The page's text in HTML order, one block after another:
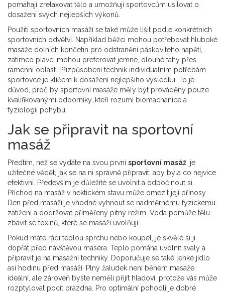
pomáhají zrelaxovat tělo a umožňují sportovcům usilovat o
dosažení svých nejlepších výkonů.
Použití sportovních masáží se také může lišit podle konkrétních
sportovních odvětví. Například běžci mohou potřebovat hluboké
masáže dolních končetin pro odstranění páskovitého napětí,
zatímco plavci mohou preferovat jemné, dlouhé tahy přes
ramenní oblast. Přizpůsobení technik individuálním potřebám
sportovce je klíčem k dosažení nejlepšího výsledku. To je
důvod, proč by sportovní masáže měly být prováděny pouze
kvalifikovanými odborníky, kteří rozumí biomachanice a
fyziologii pohybu.
Jak se připravit na sportovní
masáž
Předtím, než se vydáte na svou první sportovní masáž, je
užitečné vědět, jak se na ni správně připravit, aby byla co nejvíce
efektivní. Především je důležité se uvolnit a odpočinout si.
Příchod na masáž v hektickém stavu může omezit její přínosy.
Den před masáží je vhodné vyhnout se nadměrnému fyzickému
zatížení a dodržovat přiměřený pitný režim. Voda pomůže tělu
zbavit se toxinů, které se masáží uvolňují.
Pokud máte rádi teplou sprchu nebo koupel, je skvělé si ji
dopřát před návštěvou maséra. Teplo pomáhá uvolnit svaly a
připravit je na masážní techniky. Doporučuje se také lehké jídlo
asi hodinu před masáží. Plný žaludek není během masáže
ideální, ale zároveň byste neměli přijít hladoví, protože vás může
rozptylovat pocit prázdna. Pro optimální pohodlí je dobré